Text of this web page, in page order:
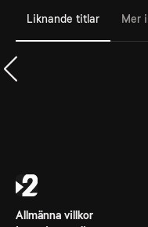
Liknande titlar Mer
Allmänna villkor